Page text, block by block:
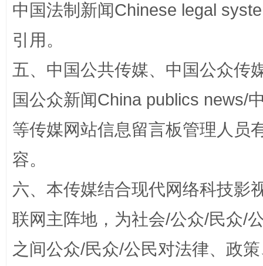
这是一记警钟！
在谋一域中谋全局
中国法制新闻Chinese legal
引用。
五、中国公共传媒、中国公众传
国公众新闻China publics news/
等传媒网站信息留言板管理人员
容。
六、本传媒结合现代网络科技影
联网主阵地，为社会/公众/民众/
之间公众/民众/公民对法律、政